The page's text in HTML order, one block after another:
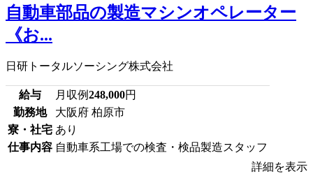
自動車部品の製造マシンオペレーター
《お...
日研トータルソーシング株式会社
給与 月収例248,000円
勤務地
大阪府 柏原市
寮・社宅 あり
仕事内容 自動車系工場での検査・検品製造スタッフ
詳細を表示